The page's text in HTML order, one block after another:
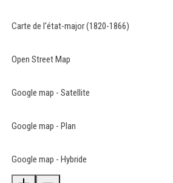
Carte de l'état-major (1820-1866)
Open Street Map
Google map - Satellite
Google map - Plan
Google map - Hybride